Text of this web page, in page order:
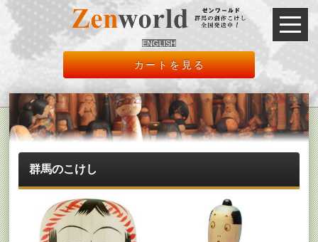
ENGLISH
カートを見る
群馬のこけし